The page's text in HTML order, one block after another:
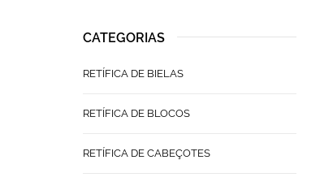
CATEGORIAS
RETÍFICA DE BIELAS
RETÍFICA DE BLOCOS
RETÍFICA DE CABEÇOTES